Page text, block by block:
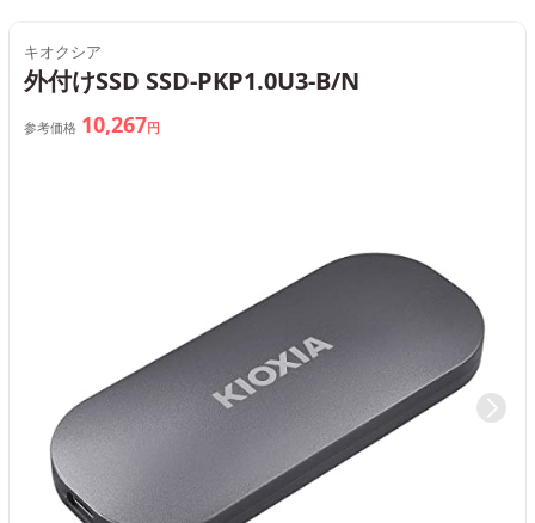
キオクシア
外付けSSD SSD-PKP1.0U3-B/N
参考価格 10,267円